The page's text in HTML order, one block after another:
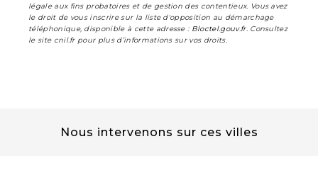
légale aux fins probatoires et de gestion des contentieux. Vous avez
le droit de vous inscrire sur la liste d'opposition au démarchage
téléphonique, disponible à cette adresse : Bloctel.gouv.fr. Consultez
le site cnil.fr pour plus d’informations sur vos droits.
Nous intervenons sur ces villes